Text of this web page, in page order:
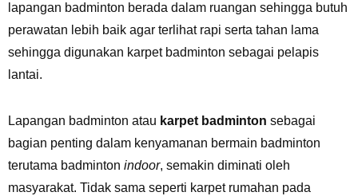
lapangan badminton berada dalam ruangan sehingga butuh
perawatan lebih baik agar terlihat rapi serta tahan lama
sehingga digunakan karpet badminton sebagai pelapis
lantai.
Lapangan badminton atau karpet badminton sebagai
bagian penting dalam kenyamanan bermain badminton
terutama badminton indoor, semakin diminati oleh
masyarakat. Tidak sama seperti karpet rumahan pada